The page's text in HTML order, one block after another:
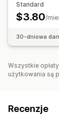
Standard
$3.80/
30-dniowa
Wszystkie
użytkowania są
Recenzje